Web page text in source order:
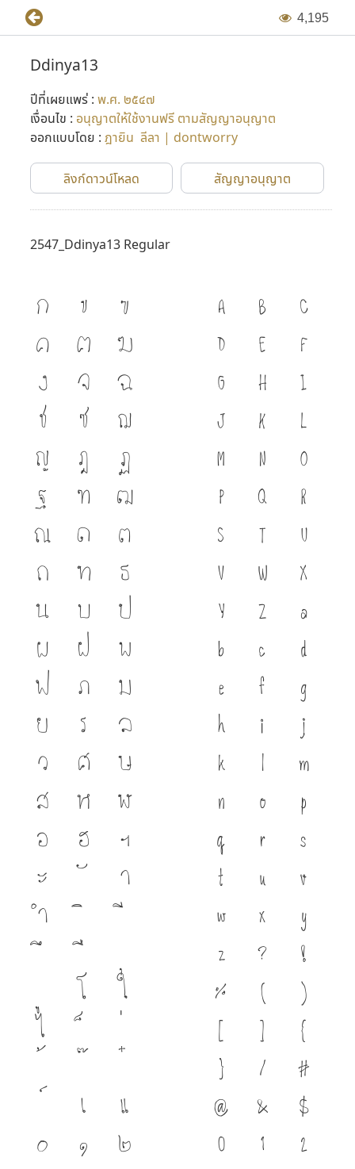
4,195
Ddinya13
ปีที่เผยแพร่ : พ.ศ. ๒๕๔๗
เงื่อนไข : อนุญาตให้ใช้งานฟรี ตามสัญญาอนุญาต
ออกแบบโดย : ฎายิน ลีลา | dontworry
ลิงก์ดาวน์โหลด สัญญาอนุญาต
2547_Ddinya13 Regular
ก ข
ฃ
ค
ฅ
ฆ
ง
จ
ฉ
ช
ซ
ฌ
ญ
ฎ
ฏ
ฐ
ฑ
ฒ
ณ
ด
ต
ถ
ท
ธ
น
บ
ป
ผ
ฝ
พ
ฟ
ภ
ม
ย
ร
ล
ว
ศ
ษ
ส
ห
ฬ
อ
ฮ
ฯ
ะ
า
ำ
โ
ใ
ไ
เ
แ
๐
๑
๒
A B
C
D
E
F
G
H
I
J
K
L
M
N
O
P
Q
R
S
T
U
V
W
X
Y
Z
a
b
c
d
e
f
g
h
i
j
k
l
m
n
o
p
q
r
s
t
u
v
w
x
y
z
?
!
%
(
)
[
]
{
}
/
#
@
&
$
0
1
2